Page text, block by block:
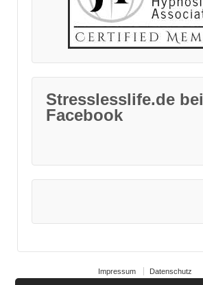
Stresslesslife.de bei
Facebook
Impressum Datenschutz